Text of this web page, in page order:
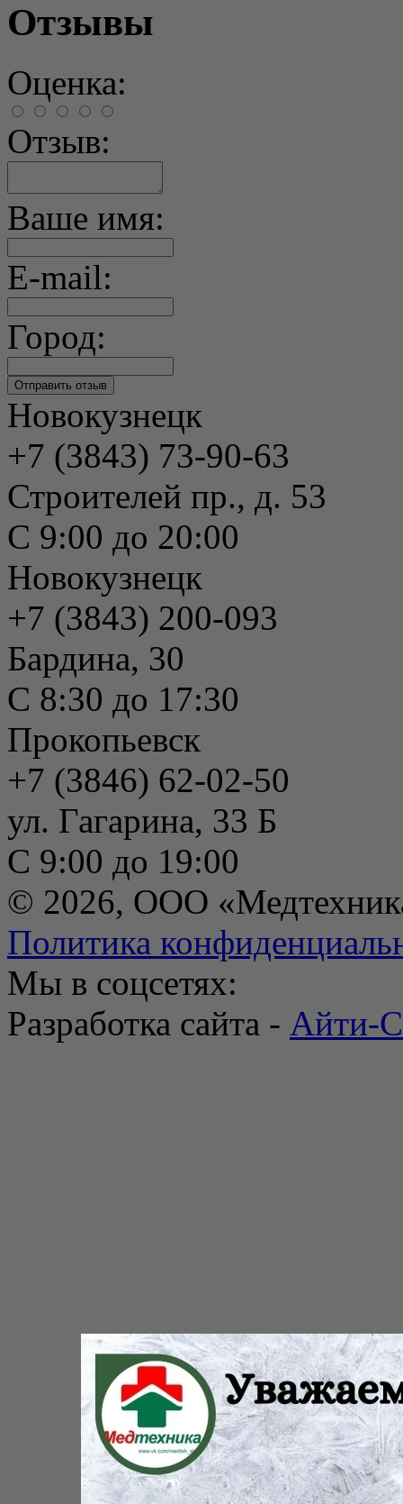
Отзывы
Оценка:
Отзыв:
Ваше имя:
E-mail:
Город:
Новокузнецк
+7 (3843) 73-90-63
Строителей пр., д. 53
С 9:00 до 20:00
Новокузнецк
+7 (3843) 200-093
Бардина, 30
С 8:30 до 17:30
Прокопьевск
+7 (3846) 62-02-50
ул. Гагарина, 33 Б
С 9:00 до 19:00
© 2026, ООО
Политика
Мы в соцсетях:
Разработка сайта - Айти-